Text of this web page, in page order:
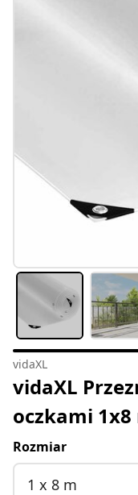
vidaXL
vidaXL
oczkami 1x8
Rozmiar
1 x 8 m